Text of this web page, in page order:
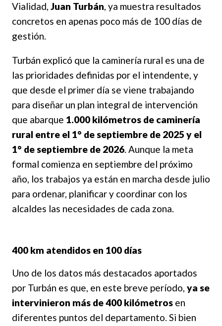
Vialidad, Juan Turbán, ya muestra resultados
concretos en apenas poco más de 100 días de
gestión.
Turbán explicó que la caminería rural es una de
las prioridades definidas por el intendente, y
que desde el primer día se viene trabajando
para diseñar un plan integral de intervención
que abarque 1.000 kilómetros de caminería
rural entre el 1° de septiembre de 2025 y el
1° de septiembre de 2026. Aunque la meta
formal comienza en septiembre del próximo
año, los trabajos ya están en marcha desde julio
para ordenar, planificar y coordinar con los
alcaldes las necesidades de cada zona.
400 km atendidos en 100 días
Uno de los datos más destacados aportados
por Turbán es que, en este breve período, ya se
intervinieron más de 400 kilómetros en
diferentes puntos del departamento. Si bien